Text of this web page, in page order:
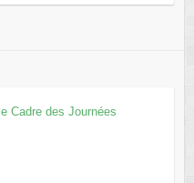
Cadre des Journées